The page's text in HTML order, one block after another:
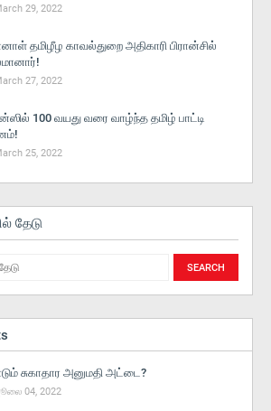
29, 2022
தமிழீழ காவல்துறை அதிகாரி பிரான்சில்
27, 2022
100 வயது வரை வாழ்ந்த தமிழ் பாட்டி
25, 2022
தேடு
சுகாதார அனுமதி அட்டை?
04, 2022